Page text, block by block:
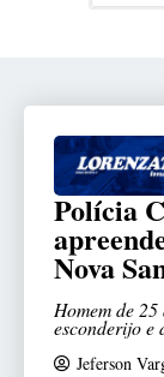
Polícia
Nova
Homem de
esconderijo e
Jeferson